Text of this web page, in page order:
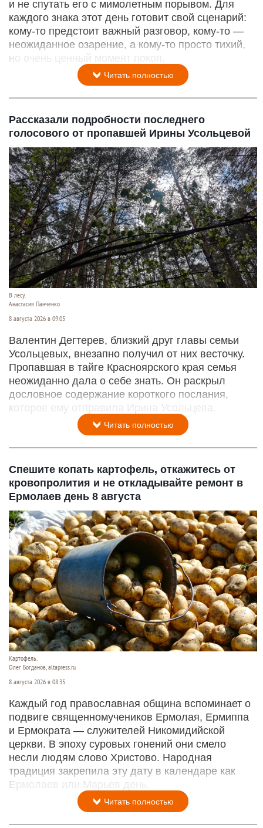
и не спутать его с мимолетным порывом. Для
каждого знака этот день готовит свой сценарий:
кому‑то предстоит важный разговор, кому‑то —
неожиданное озарение, а кому‑то просто тихий,
но очень ценный момент покоя.
Читать полностью
Рассказали подробности последнего
голосового от пропавшей Ирины Усольцевой
В лесу.
Анастасия Панченко
8 августа 2026 в 09:05
Валентин Дегтерев, близкий друг главы семьи
Усольцевых, внезапно получил от них весточку.
Пропавшая в тайге Красноярского края семья
неожиданно дала о себе знать. Он раскрыл
дословное содержание короткого послания,
которое ему отправила Ирина Усольцева.
Читать полностью
Спешите копать картофель, откажитесь от
кровопролития и не откладывайте ремонт в
Ермолаев день 8 августа
Картофель.
Олег Богданов, altapress.ru
8 августа 2026 в 08:35
Каждый год православная община вспоминает о
подвиге священномучеников Ермолая, Ермиппа
и Ермократа — служителей Никомидийской
церкви. В эпоху суровых гонений они смело
несли людям слово Христово. Народная
традиция закрепила эту дату в календаре как
Ермолаев или Марьев день.
Читать полностью